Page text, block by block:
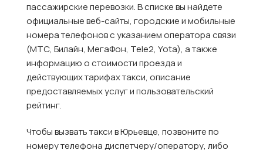
пассажирские перевозки. В списке вы найдете
официальные веб-сайты, городские и мобильные
номера телефонов с указанием оператора связи
(МТС, Билайн, МегаФон, Tele2, Yota), а также
информацию о стоимости проезда и
действующих тарифах такси, описание
предоставляемых услуг и пользовательский
рейтинг.
Чтобы вызвать такси в Юрьевце, позвоните по
номеру телефона диспетчеру/оператору, либо